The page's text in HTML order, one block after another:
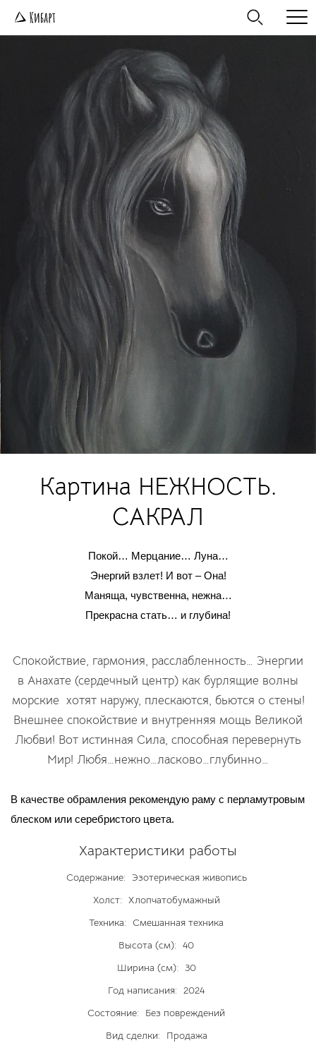
Картина НЕЖНОСТЬ.
САКРАЛ
Покой… Мерцание… Луна…
Энергий взлет! И вот – Она!
Маняща, чувственна, нежна…
Прекрасна стать… и глубина!
Спокойствие, гармония, расслабленность… Энергии
в Анахате (сердечный центр) как бурлящие волны
морские хотят наружу, плескаются, бьются о стены!
Внешнее спокойствие и внутренняя мощь Великой
Любви! Вот истинная Сила, способная перевернуть
Мир! Любя…нежно…ласково…глубинно…
В качестве обрамления рекомендую раму с перламутровым
блеском или серебристого цвета.
Характеристики работы
Содержание: Эзотерическая живопись
Холст: Хлопчатобумажный
Техника: Смешанная техника
Высота (см): 40
Ширина (см): 30
Год написания: 2024
Состояние:
Без повреждений
Вид сделки:
Продажа